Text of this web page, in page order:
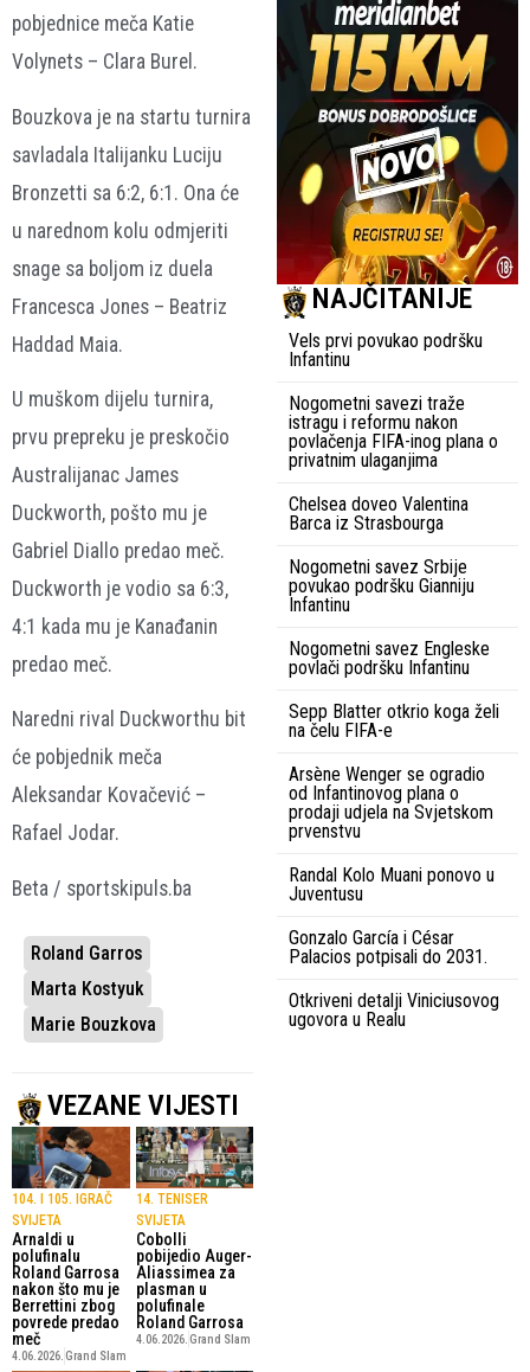
pobjednice meča Katie
Volynets – Clara Burel.
Bouzkova je na startu turnira
savladala Italijanku Luciju
Bronzetti sa 6:2, 6:1. Ona će
u narednom kolu odmjeriti
snage sa boljom iz duela
Francesca Jones – Beatriz
Haddad Maia.
U muškom dijelu turnira,
prvu prepreku je preskočio
Australijanac James
Duckworth, pošto mu je
Gabriel Diallo predao meč.
Duckworth je vodio sa 6:3,
4:1 kada mu je Kanađanin
predao meč.
Naredni rival Duckworthu bit
će pobjednik meča
Aleksandar Kovačević –
Rafael Jodar.
Beta / sportskipuls.ba
Roland Garros
Marta Kostyuk
Marie Bouzkova
VEZANE VIJESTI
104. I 105. IGRAČ
SVIJETA
Arnaldi u
polufinalu
Roland Garrosa
nakon što mu je
Berrettini zbog
povrede predao
meč
4.06.2026. Grand Slam
14. TENISER
SVIJETA
Cobolli
pobijedio Auger-
Aliassimea za
plasman u
polufinale
Roland Garrosa
4.06.2026. Grand Slam
NAJČITANIJE
Vels prvi povukao podršku
Infantinu
Nogometni savezi traže
istragu i reformu nakon
povlačenja FIFA-inog plana o
privatnim ulaganjima
Chelsea doveo Valentina
Barca iz Strasbourga
Nogometni savez Srbije
povukao podršku Gianniju
Infantinu
Nogometni savez Engleske
povlači podršku Infantinu
Sepp Blatter otkrio koga želi
na čelu FIFA-e
Arsène Wenger se ogradio
od Infantinovog plana o
prodaji udjela na Svjetskom
prvenstvu
Randal Kolo Muani ponovo u
Juventusu
Gonzalo García i César
Palacios potpisali do 2031.
Otkriveni detalji Viniciusovog
ugovora u Realu